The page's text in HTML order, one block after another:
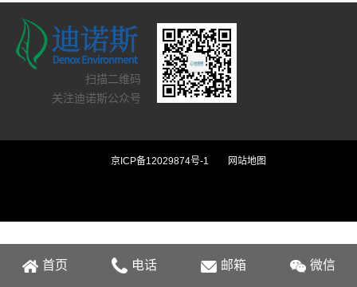
扫描二维码
关注迪诺斯公众号
京ICP备12029874号-1 网站地图
首页 电话 邮箱 微信